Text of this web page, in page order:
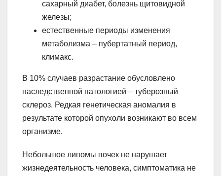
сахарный диабет, болезнь щитовидной
железы;
естественные периоды изменения
метаболизма – пубертатный период,
климакс.
В 10% случаев разрастание обусловлено
наследственной патологией – туберозный
склероз. Редкая генетическая аномалия в
результате которой опухоли возникают во всем
организме.
Небольшое липомы почек не нарушает
жизнедеятельность человека, симптоматика не